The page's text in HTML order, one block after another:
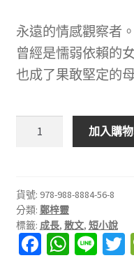
永遠的情感觀察者。
曾經是懦弱依賴的
也成了果敢堅定的
也
沒
關
係
加入購
貨號: 978-988-8884-56-8
分類: 鄭梓靈
標籤: 成長, 散文, 短小說
Fa W Li